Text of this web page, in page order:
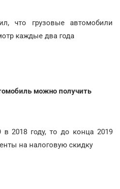
что грузовые автомобили
каждые два года
можно получить
2018 году, то до конца 2019
на налоговую скидку